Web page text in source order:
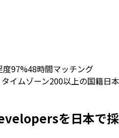
度97%48時間マッチング
イムゾーン200以上の国籍日
を日本で採